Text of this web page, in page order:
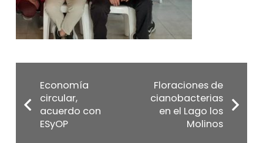
Economía
circular,
acuerdo con
ESyOP
Floraciones de
cianobacterias
en el Lago los
Molinos